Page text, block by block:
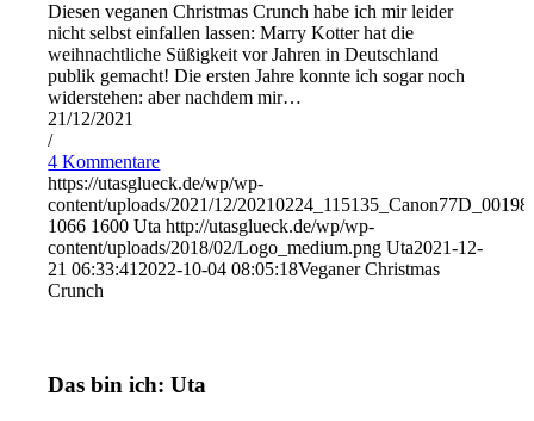
Diesen veganen Christmas Crunch habe ich mir leider
nicht selbst einfallen lassen: Marry Kotter hat die
weihnachtliche Süßigkeit vor Jahren in Deutschland
publik gemacht! Die ersten Jahre konnte ich sogar noch
widerstehen: aber nachdem mir…
21/12/2021
/
4 Kommentare
https://utasglueck.de/wp/wp-
content/uploads/2021/12/
1066 1600 Uta http://utasglueck.de/wp/wp-
content/uploads/2018/02/Logo_medium.png Uta2021-12-
21 06:33:41 2022-10-04 08:05:18Veganer Christmas
Crunch
Das bin ich: Uta